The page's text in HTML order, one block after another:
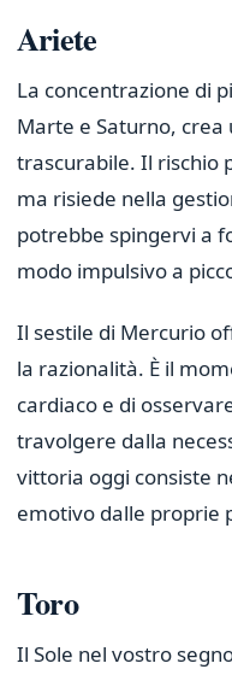
Ariete
La concentrazione di
Marte e Saturno,
trascurabile. Il rischio
ma risiede nella
potrebbe spingervi a
modo impulsivo a
Il sestile di Mercurio
la razionalità. È il
cardiaco e di
travolgere dalla
vittoria oggi consiste
emotivo dalle proprie
Toro
Il Sole nel vostro